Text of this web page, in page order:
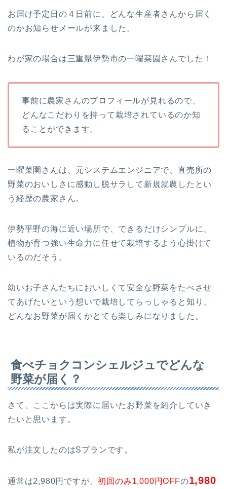
お届け予定日の４日前に、どんな生産者さんから届く
のかお知らせメールが来ました。
わが家の場合は三重県伊勢市の一曜菜園さんでした！
事前に農家さんのプロフィールが見れるので、
どんなこだわりを持って栽培されているのか知
ることができます。
一曜菜園さんは、元システムエンジニアで、直売所の
野菜のおいしさに感動し脱サラして新規就農したとい
う経歴の農家さん。
伊勢平野の海に近い場所で、できるだけシンプルに、
植物が育つ強い生命力に任せて栽培するよう心掛けて
いるのだそう。
幼いお子さんたちにおいしくて安全な野菜をたべさせ
てあげたいという想いで栽培してらっしゃると知り、
どんなお野菜が届くかとても楽しみになりました。
食べチョクコンシェルジュでどんな
野菜が届く？
さて、ここからは実際に届いたお野菜を紹介していき
たいと思います。
私が注文したのはSプランです。
通常は2,980円ですが、初回のみ1,000円OFFの1,980